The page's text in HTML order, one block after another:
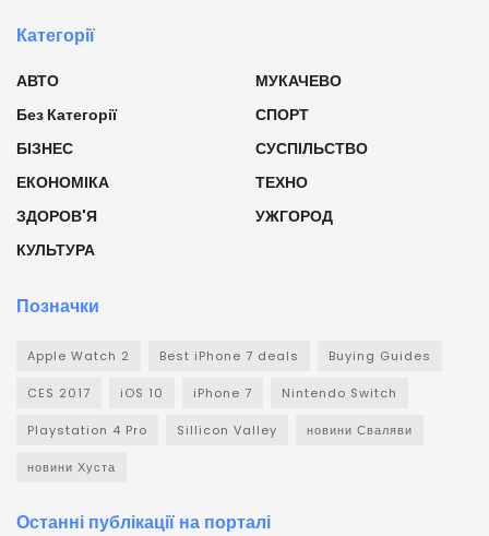
Категорії
АВТО
Без Категорії
БІЗНЕС
ЕКОНОМІКА
ЗДОРОВ'Я
КУЛЬТУРА
МУКАЧЕВО
СПОРТ
СУСПІЛЬСТВО
ТЕХНО
УЖГОРОД
Позначки
Apple Watch 2 Best iPhone 7 deals Buying Guides
CES 2017 iOS 10 iPhone 7 Nintendo Switch
Playstation 4 Pro Sillicon Valley новини Сваляви
новини Хуста
Останні публікації на порталі